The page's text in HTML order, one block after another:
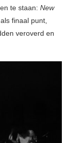
te staan: New
finaal punt,
veroverd en